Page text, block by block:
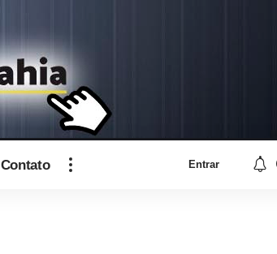
Contato Entrar